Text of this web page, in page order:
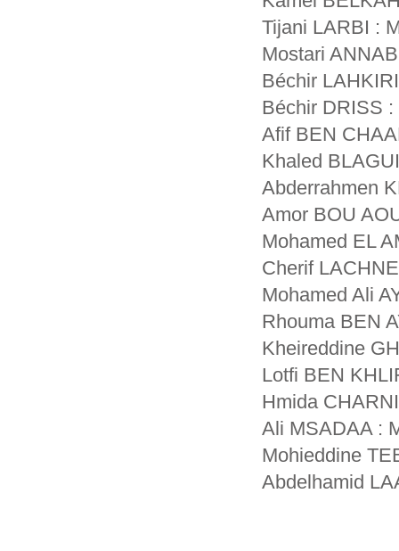
Tijani LARBI :
Mostari
Béchir
Béchir DRISS :
Afif BEN
Khaled
Abderrahmen
Amor BOU
Mohamed EL
Cherif
Mohamed Ali
Rhouma BEN
Kheireddine
Lotfi BEN
Hmida
Ali MSADAA :
Mohieddine
Abdelhamid